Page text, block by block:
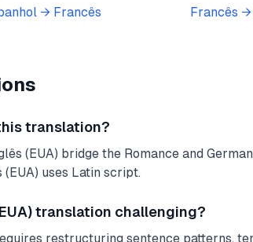
→ Francês
Francês
translation?
(EUA) bridge the Romance and
uses Latin script.
translation challenging?
restructuring sentence patterns,